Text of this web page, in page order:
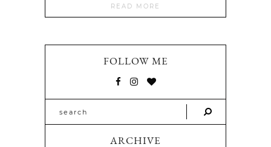
READ MORE
FOLLOW ME
ARCHIVE